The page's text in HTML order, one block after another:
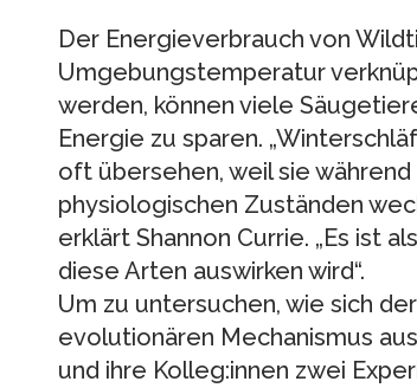
Der Energieverbrauch von
Umgebungstemperatur
werden, können viele
Energie zu sparen.
oft übersehen, weil sie
physiologischen Zuständen
erklärt Shannon Currie. „Es ist
diese Arten auswirken wird“.
Um zu untersuchen, wie sich
evolutionären Mechanismus
und ihre Kolleg:innen zwei